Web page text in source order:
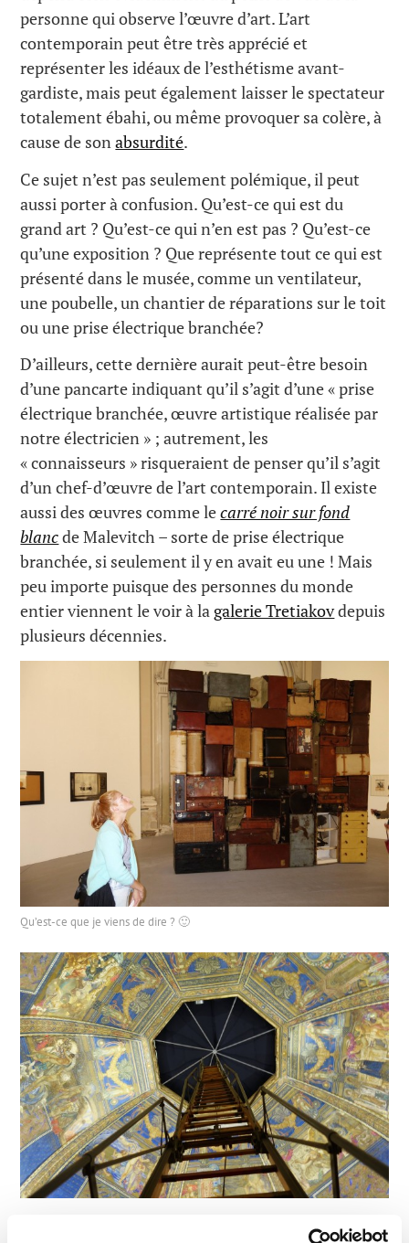
personne qui observe l’œuvre d’art. L’art
contemporain peut être très apprécié et
représenter les idéaux de l’esthétisme avant-
gardiste, mais peut également laisser le spectateur
totalement ébahi, ou même provoquer sa colère, à
cause de sonabsurdité.
Ce sujet n’est pas seulement polémique, il peut
aussi porter à confusion. Qu’est-ce qui est du
grand art ? Qu’est-ce qui n’en est pas ? Qu’est-ce
qu’une exposition ? Que représente tout ce qui est
présenté dans le musée, comme un ventilateur,
une poubelle, un chantier de réparations sur le toit
ou une prise électrique branchée?
D’ailleurs, cette dernière aurait peut-être besoin
d’une pancarte indiquant qu’il s’agit d’une « prise
électrique branchée, œuvre artistique réalisée par
notre électricien » ; autrement, les
« connaisseurs » risqueraient de penser qu’il s’agit
d’un chef-d’œuvre de l’art contemporain. Il existe
aussi des œuvres comme lecarré noir sur fond
blancde Malevitch – sorte de prise électrique
branchée, si seulement il y en avait eu une ! Mais
peu importe puisque des personnes du monde
entier viennent le voir à la galerie Tretiakovdepuis
plusieurs décennies.
Qu’est-ce que je viens de dire ? 🙂